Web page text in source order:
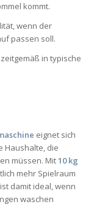
kommt.
wenn der
passen soll.
in typische
eignet sich
Haushalte, die
müssen. Mit10 kg
mehr Spielraum
damit ideal, wenn
waschen